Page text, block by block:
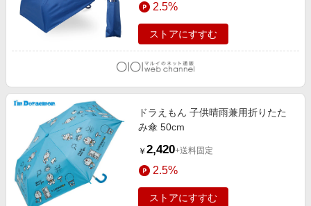
2.5%
ストアにすすむ
ドラえもん 子供晴雨兼用折りたた
み傘 50cm
￥ 2,420+送料固定
2.5%
ストアにすすむ